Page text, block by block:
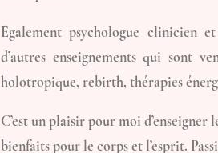
Également psychologue clinicien
d’autres enseignements qui sont
holotropique, rebirth, thérapies
C’est un plaisir pour moi
bienfaits pour le corps et l’esprit.